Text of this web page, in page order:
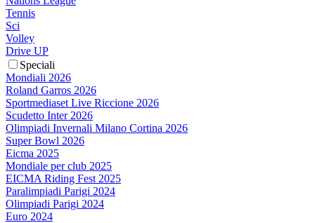
Tennis
Sci
Volley
Drive UP
Speciali
Mondiali 2026
Roland Garros 2026
Sportmediaset Live Riccione 2026
Scudetto Inter 2026
Olimpiadi Invernali Milano Cortina 2026
Super Bowl 2026
Eicma 2025
Mondiale per club 2025
EICMA Riding Fest 2025
Paralimpiadi Parigi 2024
Olimpiadi Parigi 2024
Euro 2024